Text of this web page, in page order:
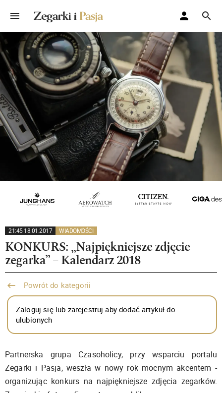
21:45 18.01.2017 WIADOMOŚCI
KONKURS: „Najpiękniejsze zdjęcie
zegarka” – Kalendarz 2018
Powrót do kategorii
Zaloguj się lub zarejestruj aby dodać artykuł do
ulubionych
Partnerska grupa Czasoholicy, przy wsparciu portalu
Zegarki i Pasja, weszła w nowy rok mocnym akcentem -
organizując konkurs na najpiękniejsze zdjęcia zegarków.